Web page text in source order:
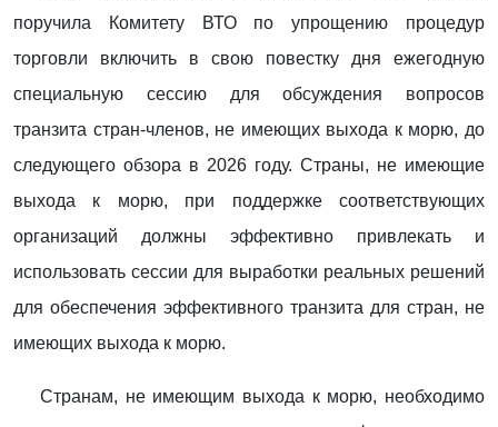
поручила Комитету ВТО по упрощению процедур
торговли включить в свою повестку дня ежегодную
специальную сессию для обсуждения вопросов
транзита стран-членов, не имеющих выхода к морю, до
следующего обзора в 2026 году. Страны, не имеющие
выхода к морю, при поддержке соответствующих
организаций должны эффективно привлекать и
использовать сессии для выработки реальных решений
для обеспечения эффективного транзита для стран, не
имеющих выхода к морю.
Странам, не имеющим выхода к морю, необходимо